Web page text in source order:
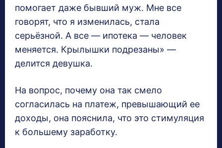
помогает даже бывший муж. Мне все
говорят, что я изменилась, стала
серьёзной. А все — ипотека — человек
меняется. Крылышки подрезаны» —
делится девушка.
На вопрос, почему она так смело
согласилась на платеж, превышающий ее
доходы, она пояснила, что это стимуляция
к большему заработку.